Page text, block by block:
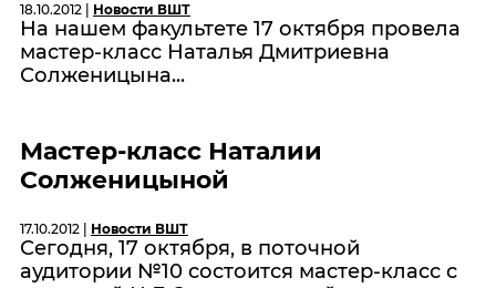
18.10.2012 | Новости ВШТ
На нашем факультете 17 октября провела
мастер-класс Наталья Дмитриевна
Солженицына...
Мастер-класс Наталии
Солженицыной
17.10.2012 | Новости ВШТ
Сегодня, 17 октября, в поточной
аудитории №10 состоится мастер-класс с